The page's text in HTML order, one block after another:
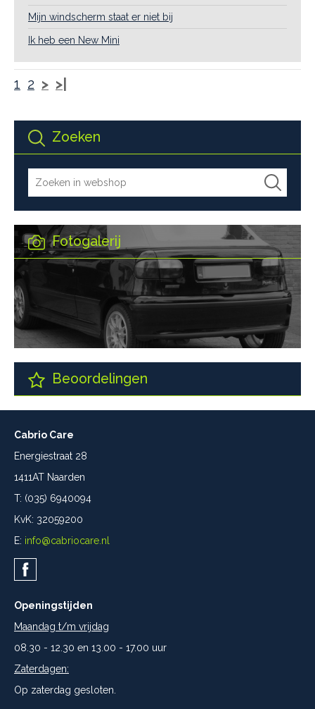
Zoeken
Fotogalerij
Beoordelingen
Mijn windscherm staat er niet bij
Ik heb een New Mini
1 2 > >|
Cabrio Care
Energiestraat 28
1411AT Naarden
T: (035) 6940094
KvK: 32059200
E: info@cabriocare.nl
Openingstijden
Maandag t/m vrijdag
08.30 - 12.30 en 13.00 - 17.00 uur
Zaterdagen:
Op zaterdag gesloten.